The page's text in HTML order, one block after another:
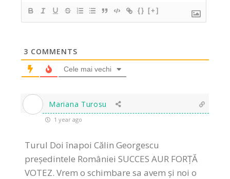
{} [+]
3 COMMENTS
Cele mai vechi
Mariana Turosu
1 year ago
Turul Doi înapoi Călin Georgescu
președintele României SUCCES AUR FORȚĂ
VOTEZ. Vrem o schimbare sa avem și noi o